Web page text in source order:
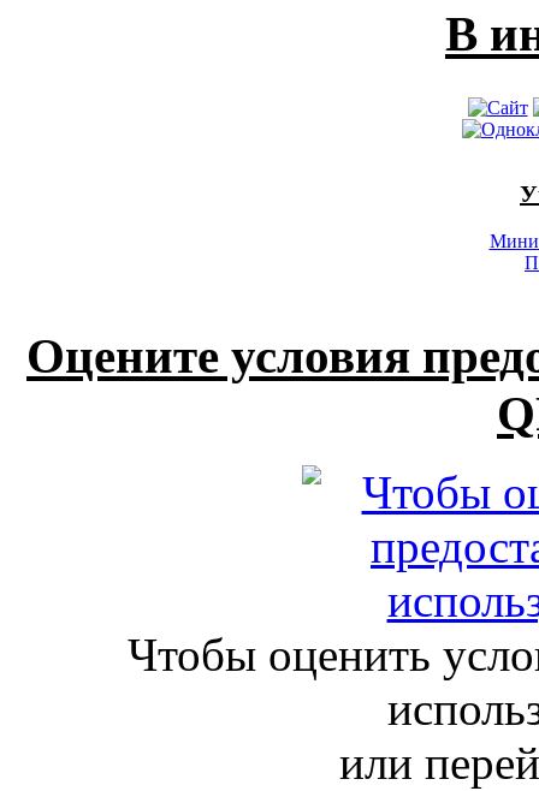
В
Оцените условия
Чтобы оценить
или